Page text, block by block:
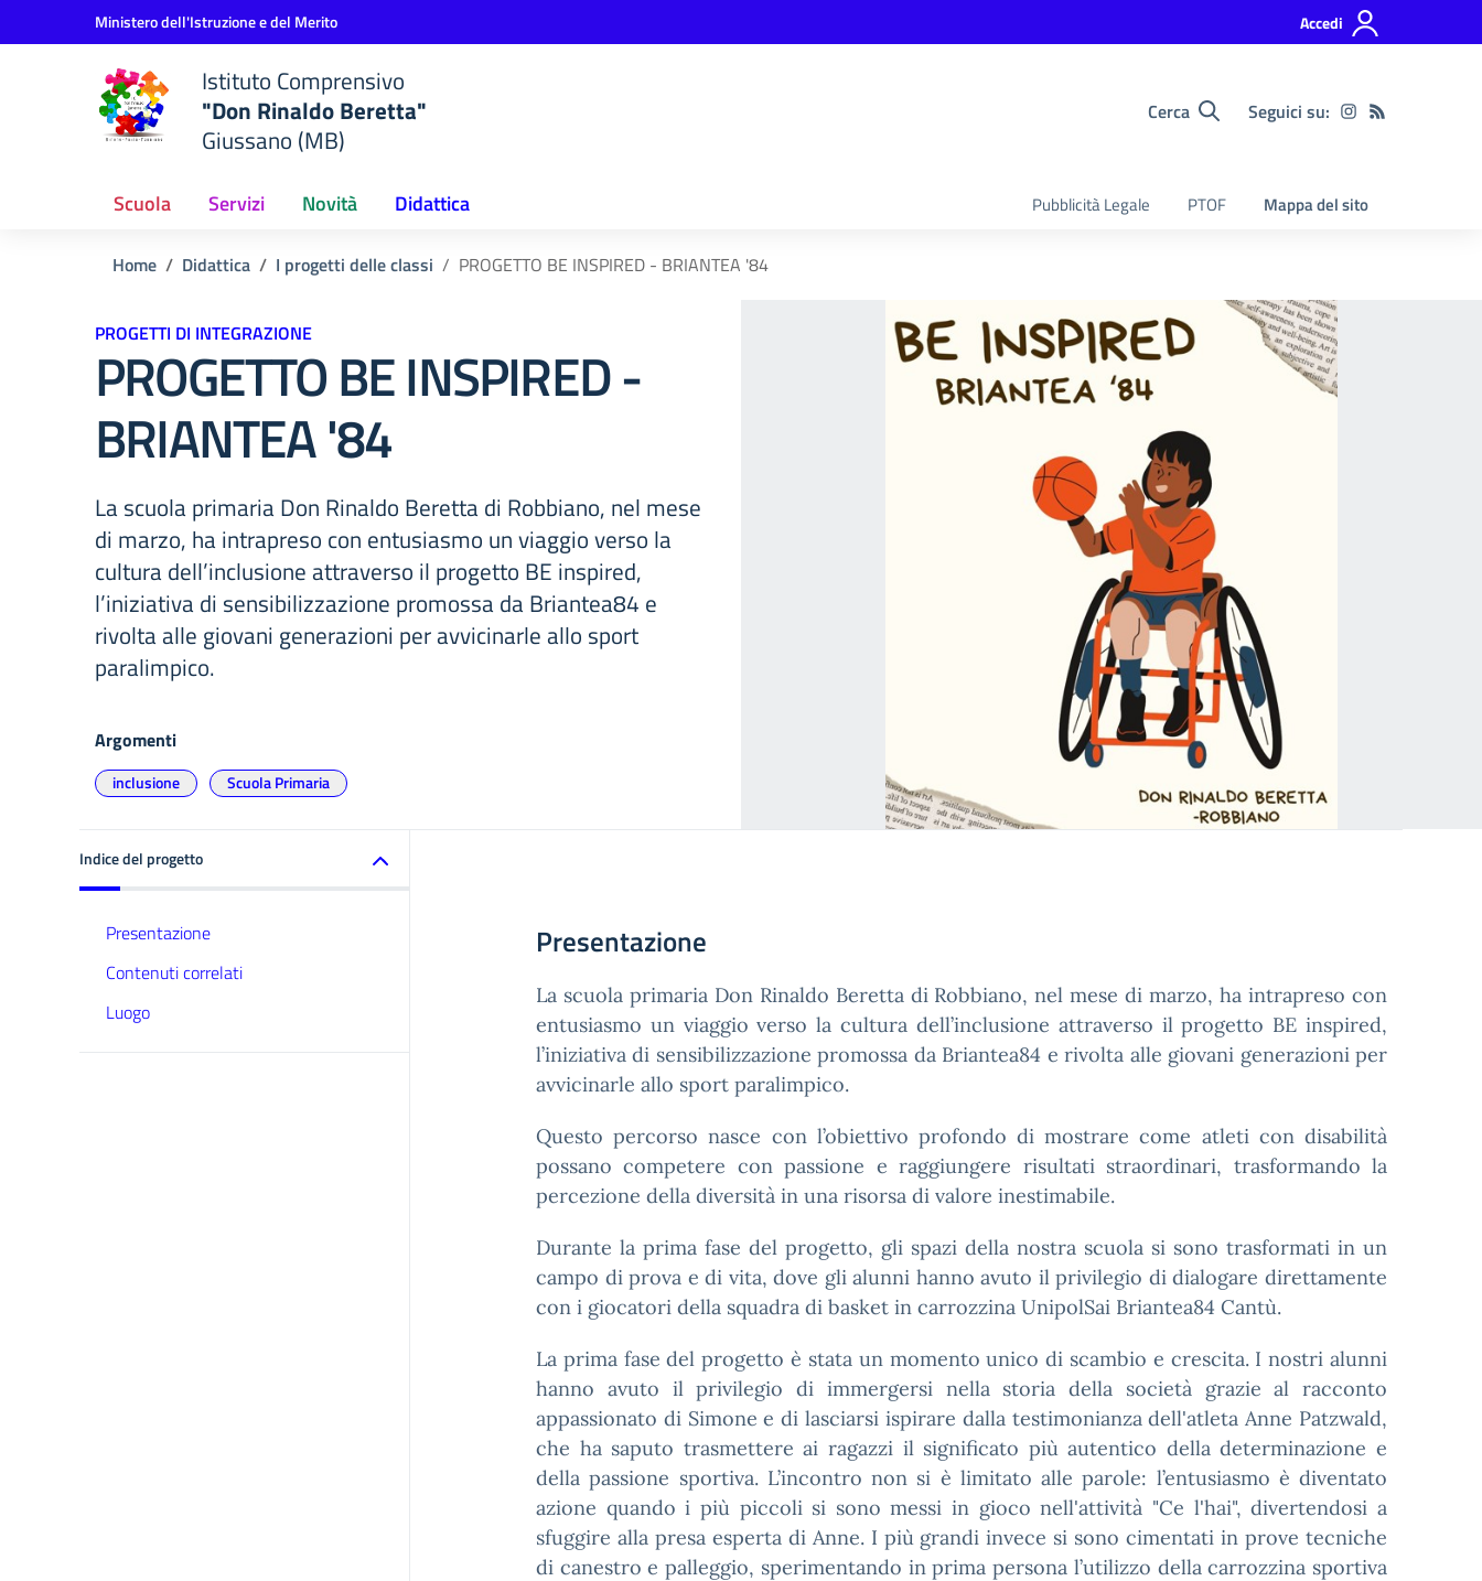
Vai ai contenuti
Vai al menu di navigazioneMinistero dell'Istruzione e del Merito Accedi
Istituto Comprensivo
"Don Rinaldo Beretta"
Giussano (MB)
Cerca Seguici su:
Scuola Servizi Novità Didattica Pubblicità Legale PTOF Mappa del sito
Home Didattica I progetti delle classi PROGETTO BE INSPIRED - BRIANTEA '84
PROGETTI DI INTEGRAZIONE
PROGETTO BE INSPIRED -
BRIANTEA '84
La scuola primaria Don Rinaldo Beretta di Robbiano, nel mese
di marzo, ha intrapreso con entusiasmo un viaggio verso la
cultura dell’inclusione attraverso il progetto BE inspired,
l’iniziativa di sensibilizzazione promossa da Briantea84 e
rivolta alle giovani generazioni per avvicinarle allo sport
paralimpico.
Argomenti
inclusione Scuola Primaria
Indice del progetto
Presentazione
Contenuti correlati
Luogo
Presentazione
La scuola primaria Don Rinaldo Beretta di Robbiano, nel mese di marzo, ha intrapreso con
entusiasmo un viaggio verso la cultura dell’inclusione attraverso il progetto BE inspired,
l’iniziativa di sensibilizzazione promossa da Briantea84 e rivolta alle giovani generazioni per
avvicinarle allo sport paralimpico.
Questo percorso nasce con l’obiettivo profondo di mostrare come atleti con disabilità
possano competere con passione e raggiungere risultati straordinari, trasformando la
percezione della diversità in una risorsa di valore inestimabile.
Durante la prima fase del progetto, gli spazi della nostra scuola si sono trasformati in un
campo di prova e di vita, dove gli alunni hanno avuto il privilegio di dialogare direttamente
con i giocatori della squadra di basket in carrozzina UnipolSai Briantea84 Cantù.
La prima fase del progetto è stata un momento unico di scambio e crescita. I nostri alunni
hanno avuto il privilegio di immergersi nella storia della società grazie al racconto
appassionato di Simone e di lasciarsi ispirare dalla testimonianza dell'atleta Anne Patzwald,
che ha saputo trasmettere ai ragazzi il significato più autentico della determinazione e
della passione sportiva. L’incontro non si è limitato alle parole: l’entusiasmo è diventato
azione quando i più piccoli si sono messi in gioco nell'attività "Ce l'hai", divertendosi a
sfuggire alla presa esperta di Anne. I più grandi invece si sono cimentati in prove tecniche
di canestro e palleggio, sperimentando in prima persona l’utilizzo della carrozzina sportiva